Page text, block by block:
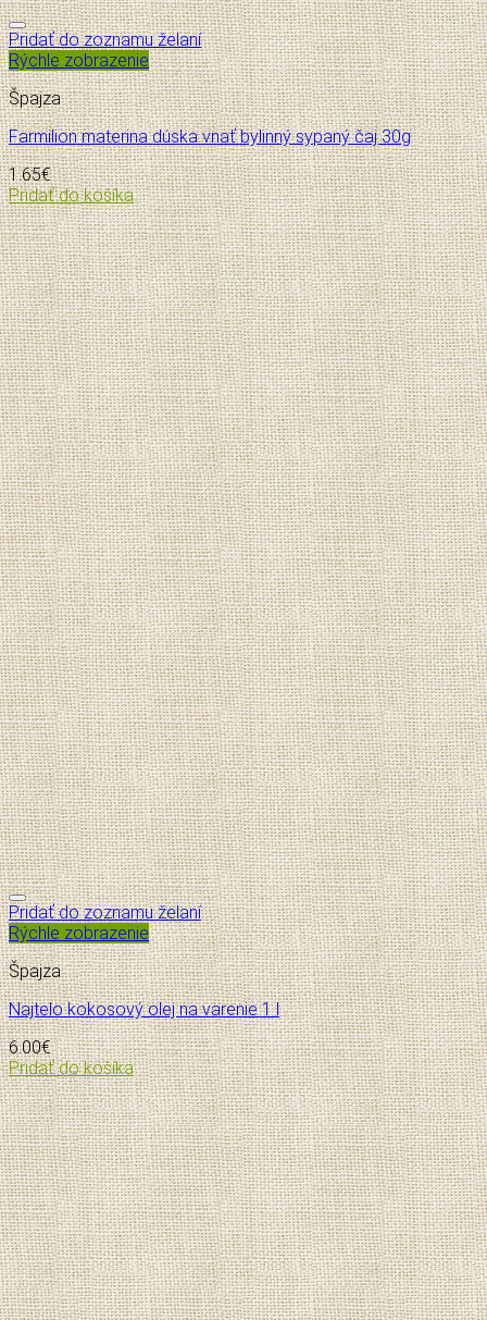
Pridať do zoznamu želaní
Rýchle zobrazenie
Špajza
Farmilion materina dúska vnať bylinný sypaný čaj 30g
1.65€
Pridať do košíka
Pridať do zoznamu želaní
Rýchle zobrazenie
Špajza
Najtelo kokosový olej na varenie 1 l
6.00€
Pridať do košíka